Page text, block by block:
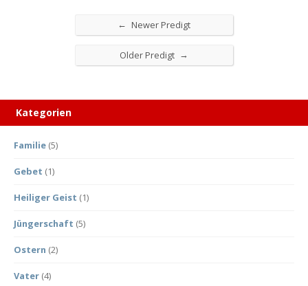
← Newer Predigt
Older Predigt →
Kategorien
Familie (5)
Gebet (1)
Heiliger Geist (1)
Jüngerschaft (5)
Ostern (2)
Vater (4)